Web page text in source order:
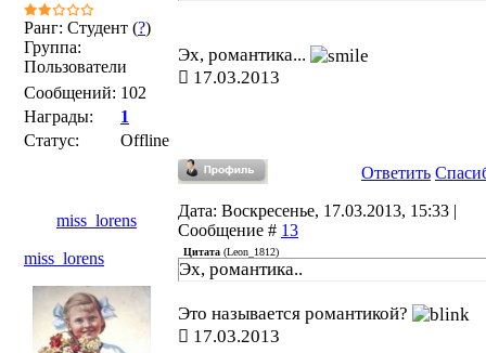
Ранг: Студент (?)
Группа:
Пользователи
Сообщений: 102
Награды:
1
Статус:
Offline
Эх, романтика...
17.03.2013
Ответить
miss_lorens
Дата: Воскресенье, 17.03.2013, 15:33 |
Сообщение # 13
miss_lorens
Цитата (Leon_1812)
Эх, романтика..
Это называется романтикой?
17.03.2013